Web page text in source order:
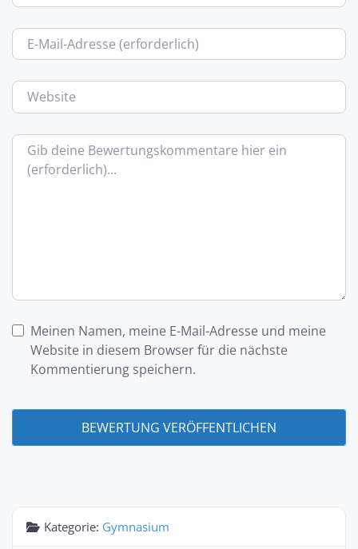
E-Mail
Website
Bewertungstext
Meinen Namen, meine E-Mail-Adresse und meine
Website in diesem Browser für die nächste
Kommentierung speichern.
Kategorie: Gymnasium